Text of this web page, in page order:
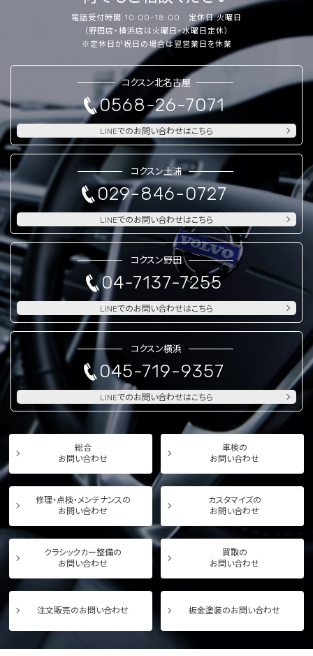
電話受付時間:10:00-18:00 定休日:火曜日
（野田店・横浜店は火曜日・水曜日定休）
※定休日が祝日の場合は翌営業日を休業
コクスン北名古屋
0568-26-7071
LINEでのお問い合わせはこちら
コクスン土浦
029-846-0727
LINEでのお問い合わせはこちら
コクスン野田
04-7137-7255
LINEでのお問い合わせはこちら
コクスン横浜
045-719-9357
LINEでのお問い合わせはこちら
総合
お問い合わせ
車検の
お問い合わせ
修理・点検・メンテナンスの
お問い合わせ
カスタマイズの
お問い合わせ
クラシックカー整備の
お問い合わせ
買取の
お問い合わせ
注文販売のお問い合わせ 板金塗装のお問い合わせ